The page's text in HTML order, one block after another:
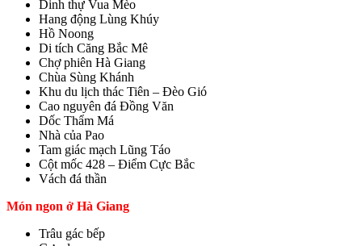
Dinh thự Vua Mèo
Hang động Lùng Khúy
Hồ Noong
Di tích Căng Bắc Mê
Chợ phiên Hà Giang
Chùa Sùng Khánh
Khu du lịch thác Tiên – Đèo Gió
Cao nguyên đá Đồng Văn
Dốc Thẩm Má
Nhà của Pao
Tam giác mạch Lũng Táo
Cột mốc 428 – Điểm Cực Bắc
Vách đá thần
Món ngon ở Hà Giang
Trâu gác bếp